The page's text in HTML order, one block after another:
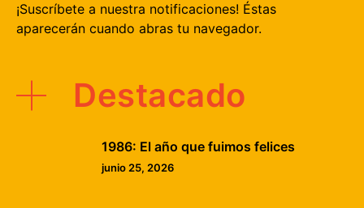
¡Suscríbete a nuestra notificaciones! Éstas
aparecerán cuando abras tu navegador.
Destacado
1986: El año que fuimos felices
junio 25, 2026